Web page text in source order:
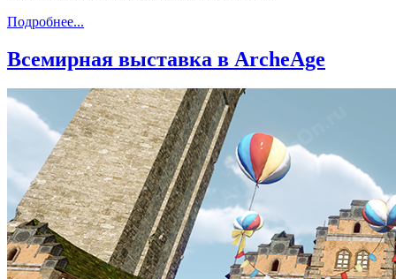
Подробнее...
Всемирная выставка в ArcheAge